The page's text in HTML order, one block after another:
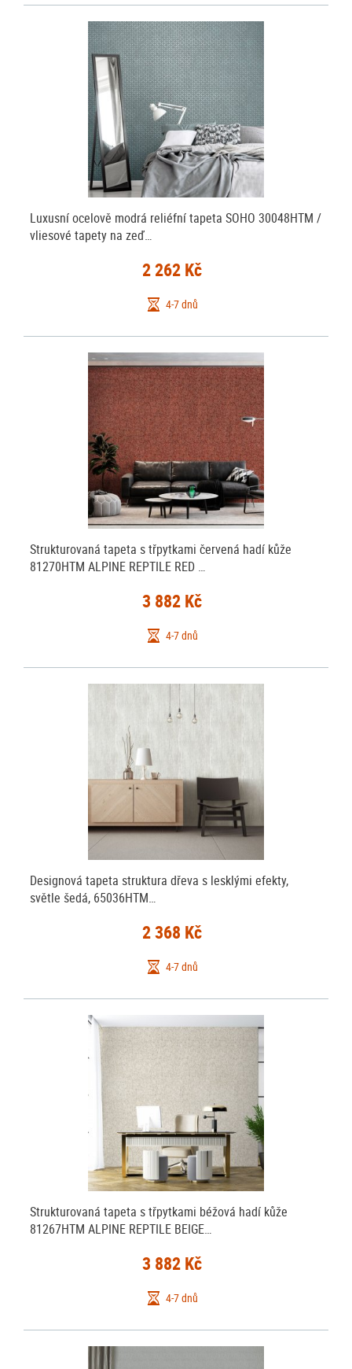
Luxusní ocelově modrá reliéfní tapeta SOHO 30048HTM /
vliesové tapety na zeď…
2 262 Kč
4-7 dnů
Strukturovaná tapeta s třpytkami červená hadí kůže
81270HTM ALPINE REPTILE RED …
3 882 Kč
4-7 dnů
Designová tapeta struktura dřeva s lesklými efekty,
světle šedá, 65036HTM…
2 368 Kč
4-7 dnů
Strukturovaná tapeta s třpytkami béžová hadí kůže
81267HTM ALPINE REPTILE BEIGE…
3 882 Kč
4-7 dnů